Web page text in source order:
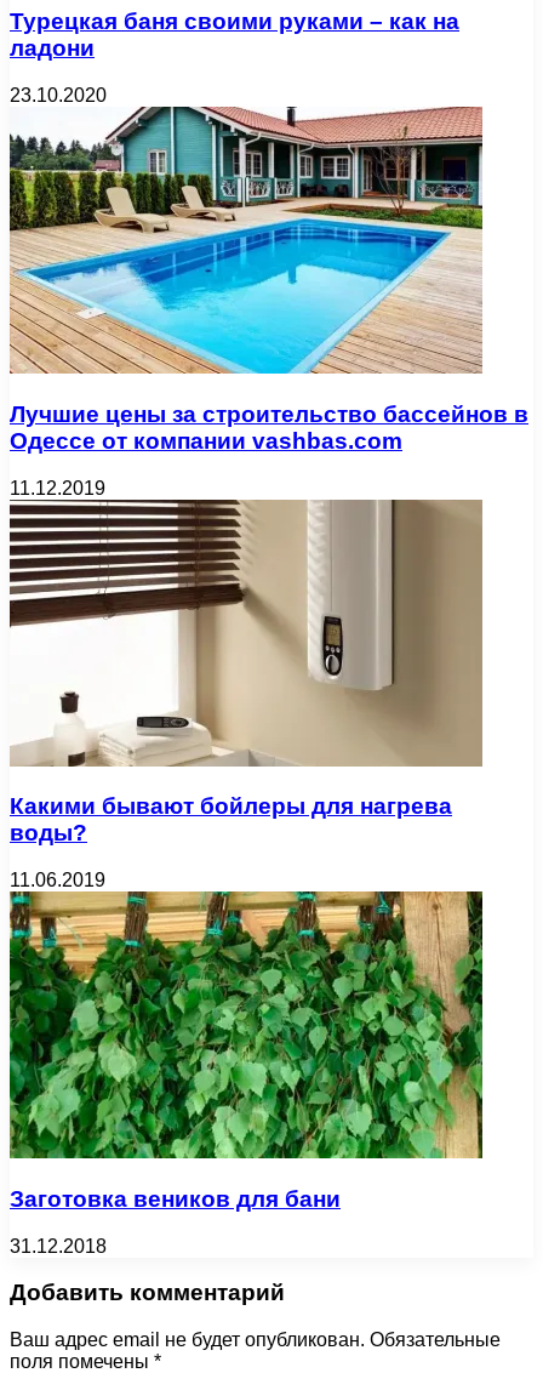
Турецкая баня своими руками – как на
ладони
23.10.2020
Лучшие цены за строительство бассейнов в
Одессе от компании vashbas.com
11.12.2019
Какими бывают бойлеры для нагрева
воды?
11.06.2019
Заготовка веников для бани
31.12.2018
Добавить комментарий
Ваш адрес email не будет опубликован. Обязательные
поля помечены *